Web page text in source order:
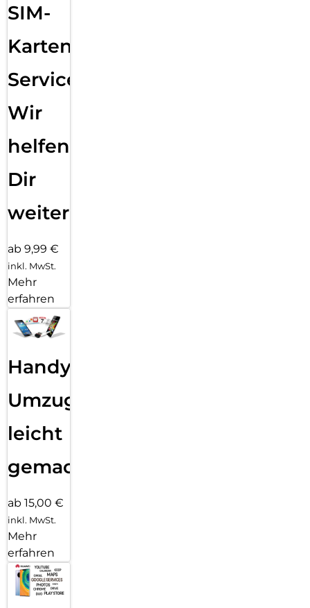
SIM-
Karten
Service:
Wir
helfen
Dir
weiter
ab 9,99 €
inkl. MwSt.
Mehr
erfahren
Handy
Umzug
leicht
gemacht!
ab 15,00 €
inkl. MwSt.
Mehr
erfahren